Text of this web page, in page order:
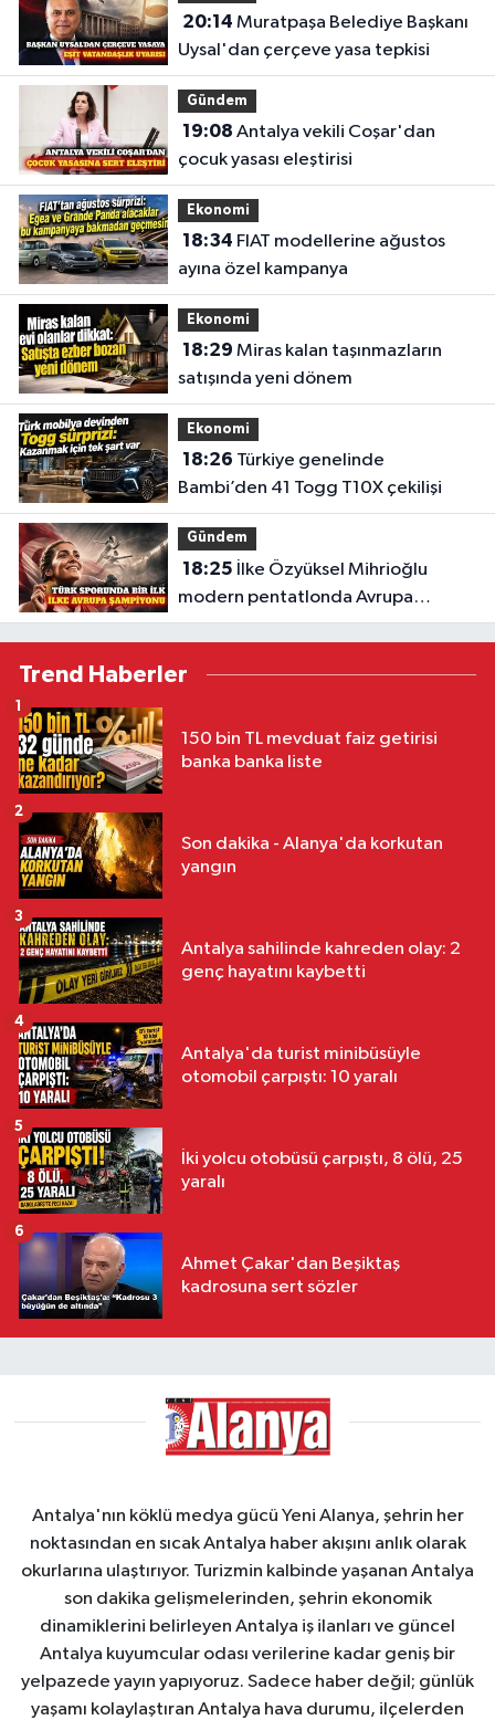
20:14
Uysal'dan çerçeve yasa tepkisi
Gündem
19:08
çocuk yasası eleştirisi
Ekonomi
18:34
ayına özel kampanya
Ekonomi
18:29
satışında yeni dönem
Ekonomi
18:26
Bambi’den 41 Togg T10X çekilişi
Gündem
18:25
modern pentatlonda Avrupa
şampiyonu
Trend Haberler
150 bin TL mevduat faiz getirisi
banka banka liste
1
Son dakika - Alanya'da korkutan
yangın
2
Antalya sahilinde kahreden olay: 2
genç hayatını kaybetti
3
Antalya'da turist minibüsüyle
otomobil çarpıştı: 10 yaralı
4
İki yolcu otobüsü çarpıştı, 8 ölü, 25
yaralı
5
Ahmet Çakar'dan Beşiktaş
kadrosuna sert sözler
6
Antalya'nın köklü medya gücü Yeni Alanya, şehrin her
noktasından en sıcak Antalya haber akışını anlık olarak
okurlarına ulaştırıyor. Turizmin kalbinde yaşanan Antalya
son dakika gelişmelerinden, şehrin ekonomik
dinamiklerini belirleyen Antalya iş ilanları ve güncel
Antalya kuyumcular odası verilerine kadar geniş bir
yelpazede yayın yapıyoruz. Sadece haber değil; günlük
yaşamı kolaylaştıran Antalya hava durumu, ilçelerden